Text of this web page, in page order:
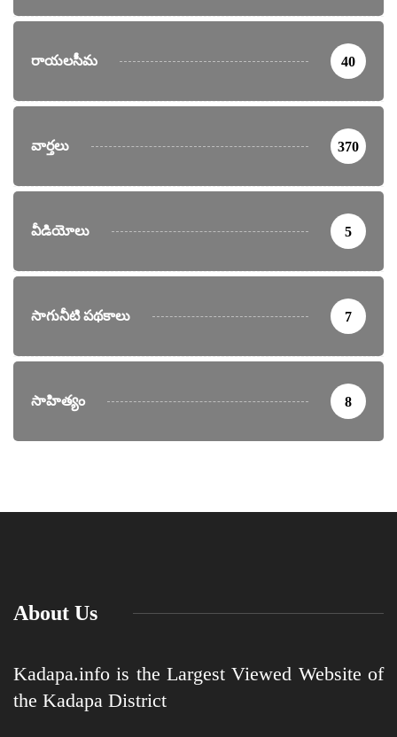
రాయలసీమ 40
వార్తలు 370
వీడియోలు 5
సాగునీటి పథకాలు 7
సాహిత్యం 8
About Us
Kadapa.info is the Largest Viewed Website of
the Kadapa District